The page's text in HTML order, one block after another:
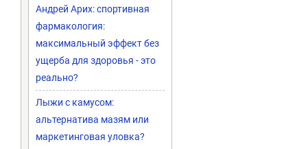
Андрей Арих: спортивная
фармакология:
максимальный эффект без
ущерба для здоровья - это
реально?
Лыжи с камусом:
альтернатива мазям или
маркетинговая уловка?